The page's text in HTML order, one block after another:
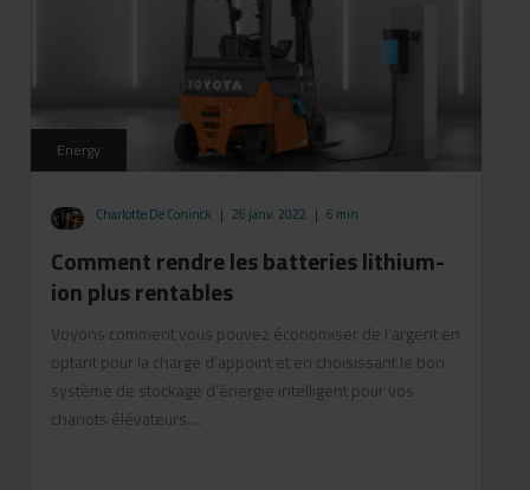
Energy
Charlotte De Coninck | 26 janv. 2022 | 6 min
Comment rendre les batteries lithium-
ion plus rentables
Voyons comment vous pouvez économiser de l’argent en
optant pour la charge d’appoint et en choisissant le bon
système de stockage d’énergie intelligent pour vos
chariots élévateurs....